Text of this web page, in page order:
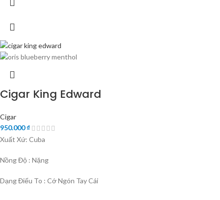
Cigar King Edward
Cigar
950.000₫
Xuất Xứ: Cuba
Nồng Độ : Nặng
Dạng Điếu To : Cớ Ngón Tay Cái